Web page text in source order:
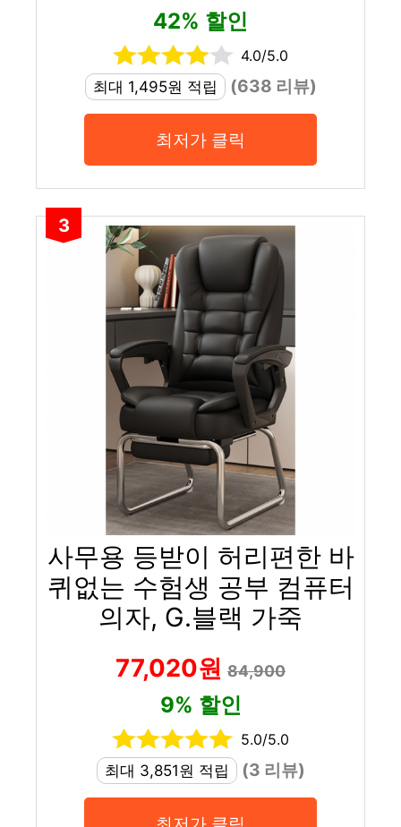
42% 할인
4.0/5.0
최대 1,495원 적립
(638 리뷰)
최저가 클릭
3
사무용 등받이 허리편한 바
퀴없는 수험생 공부 컴퓨터
의자, G.블랙 가죽
77,020원 84,900
9% 할인
5.0/5.0
최대 3,851원 적립
(3 리뷰)